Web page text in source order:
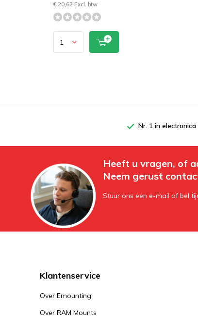
€ 20,62 Excl. btw
Nr. 1 in
Heeft u vragen, of
Neem gerust
Stuur ons een e-mail of bel
Klantenservice
Over Emounting
Over RAM Mounts